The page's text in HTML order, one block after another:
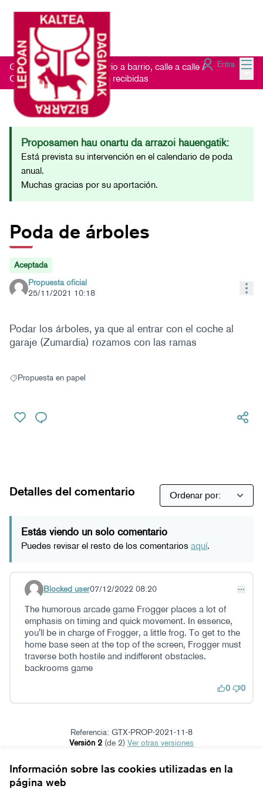
Información sobre las cookies utilizadas en la
página web
Entra
Getxo Txukun 2021 - Barrio a barrio, calle a calle /
Consulta las Sugerencias recibidas
Proposamen hau onartu da arrazoi hauengatik:
Está prevista su intervención en el calendario de poda
anual.
Muchas gracias por su aportación.
Poda de árboles
Aceptada
Propuesta oficial
25/11/2021 10:18
Podar los árboles, ya que al entrar con el coche al
garaje (Zumardia) rozamos con las ramas
Resultados al filtrar por: Propuesta en papel
Propuesta en papel
Detalles del comentario
Estás viendo un solo comentario
Puedes revisar el resto de los comentarios aquí.
Comentario 42
Blocked user07/12/2022 08:20
The humorous arcade game Frogger places a lot of
emphasis on timing and quick movement. In essence,
you'll be in charge of Frogger, a little frog. To get to the
home base seen at the top of the screen, Frogger must
traverse both hostile and indifferent obstacles.
backrooms game
0 0
Referencia: GTX-PROP-2021-11-8
Versión 2 (de 2)
ver otras versiones